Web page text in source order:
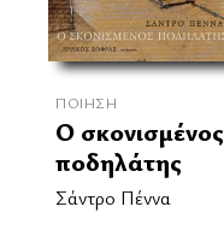
ΠΟΊΗΣΗ
Ο σκονισμένος
ποδηλάτης
Σάντρο Πέννα